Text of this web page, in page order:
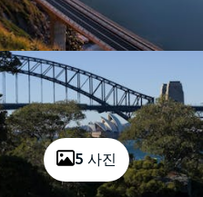
5 사진